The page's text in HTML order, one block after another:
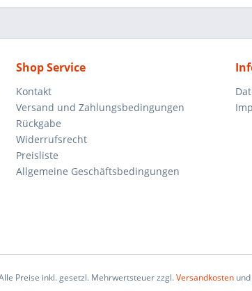
Shop Service
Kontakt
Versand und Zahlungsbedingungen
Rückgabe
Widerrufsrecht
Preisliste
Allgemeine Geschäftsbedingungen
Preise inkl. gesetzl. Mehrwertsteuer zzgl.Versandkostenund